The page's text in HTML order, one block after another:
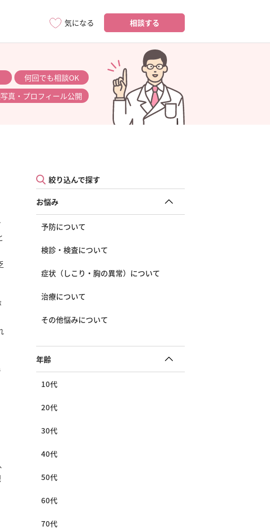
気になる 相談する
何回でも相談OK
真・プロフィール公開
絞り込んで探す
お悩み
予防について
検診・検査について
症状（しこり・胸の異常）について
治療について
その他悩みについて
年齢
10代
20代
30代
40代
50代
60代
70代